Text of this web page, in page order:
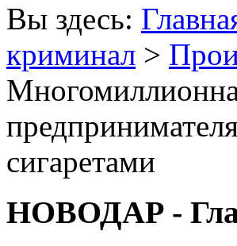
Вы здесь:
криминал >
сигаретами
НОВОДАР -